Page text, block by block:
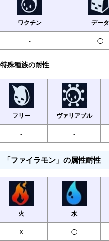
ワクチン データ
- ◯
特殊種族の耐性
フリー ヴァリアブル
- -
「ファイラモン」の属性耐性
火 水
X ◯